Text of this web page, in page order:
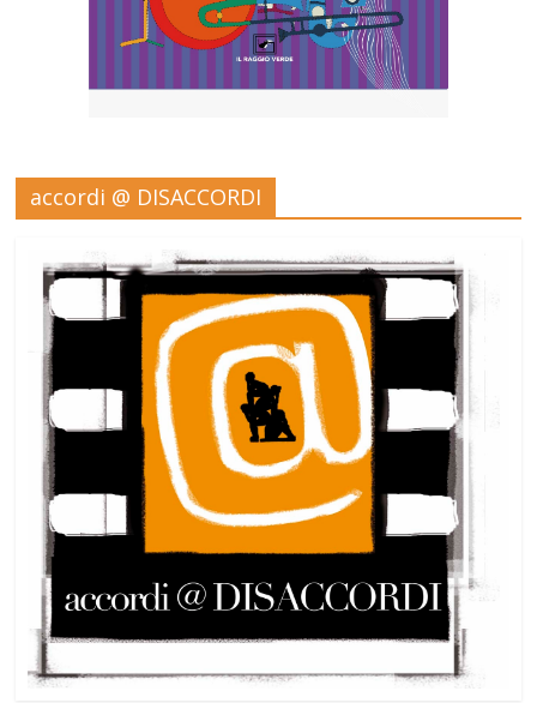
accordi @ DISACCORDI